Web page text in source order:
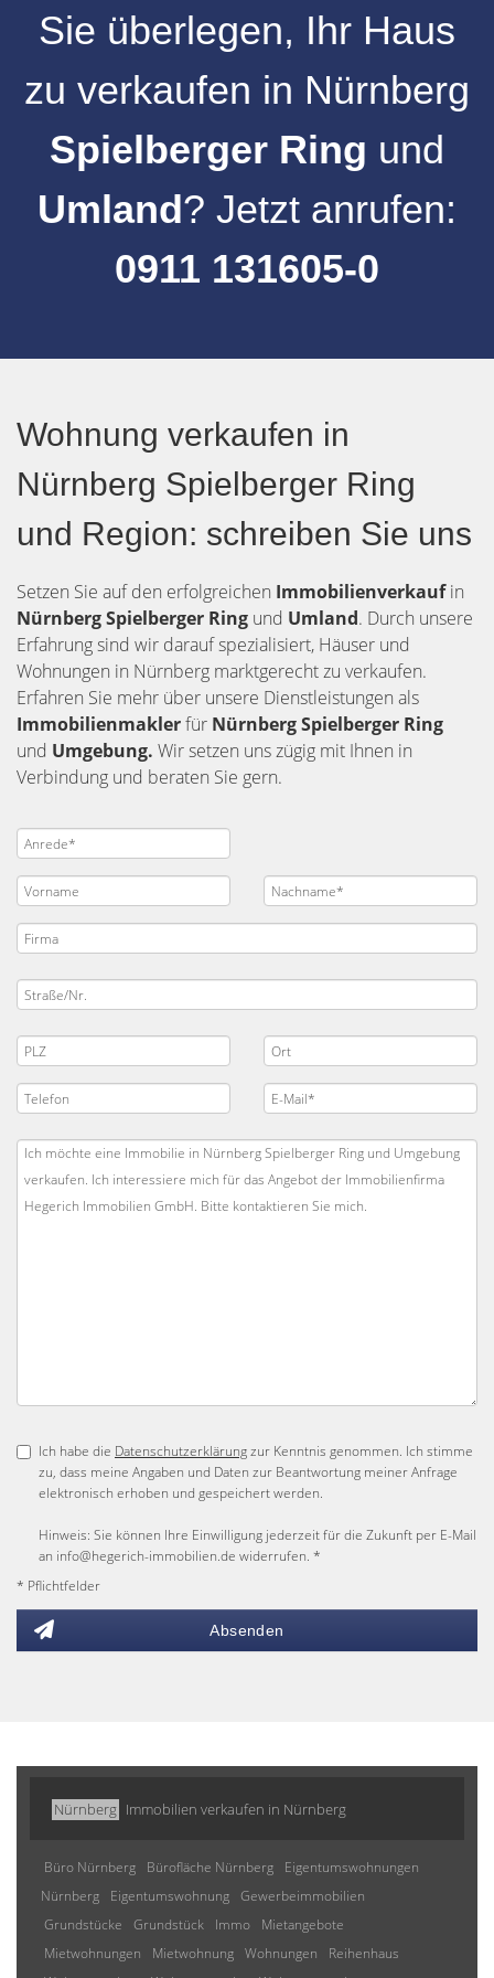
Sie überlegen, Ihr Haus
zu verkaufen in Nürnberg
Spielberger Ring und
Umland? Jetzt anrufen:
0911 131605-0
Wohnung verkaufen in
Nürnberg Spielberger Ring
und Region: schreiben Sie uns
Setzen Sie auf den erfolgreichen Immobilienverkaufin
NürnbergSpielberger Ring und Umland. Durch unsere
Erfahrung sind wir darauf spezialisiert, Häuser und
Wohnungen in Nürnberg marktgerecht zu verkaufen.
Erfahren Sie mehr über unsere Dienstleistungen als
Immobilienmaklerfür Nürnberg Spielberger Ring
und Umgebung. Wir setzen uns zügig mit Ihnen in
Verbindung und beraten Sie gern.
Ich habe die Datenschutzerklärungzur Kenntnis genommen. Ich stimme
zu, dass meine Angaben und Daten zur Beantwortung meiner Anfrage
elektronisch erhoben und gespeichert werden.
Hinweis: Sie können Ihre Einwilligung jederzeit für die Zukunft per E-Mail
an info@hegerich-immobilien.de widerrufen. *
* Pflichtfelder
Absenden
Nürnberg Immobilien verkaufen in Nürnberg
Büro Nürnberg Bürofläche Nürnberg
Eigentumswohnungen
Nürnberg
Eigentumswohnung Gewerbeimmobilien
Grundstücke
Grundstück Immo
Mietangebote
Mietwohnungen
Mietwohnung Wohnungen
Reihenhaus